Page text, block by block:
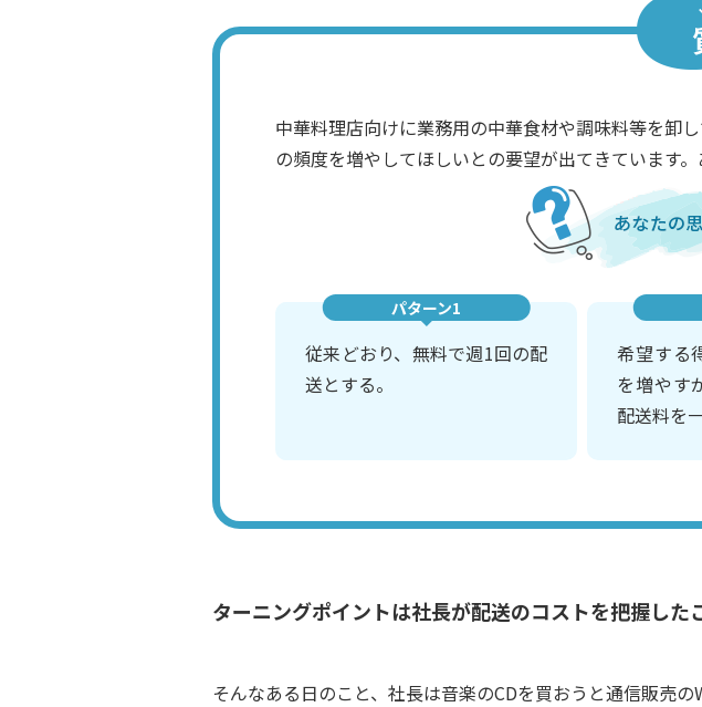
中華料理店向けに業務用の中華食材や調味料等を卸
の頻度を増やしてほしいとの要望が出てきています
パターン1
従来どおり、無料で週1回の配
送とする。
希望する
を増やす
配送料を
ターニングポイントは社長が配送のコストを把握した
そんなある日のこと、社長は音楽のCDを買おうと通信販売